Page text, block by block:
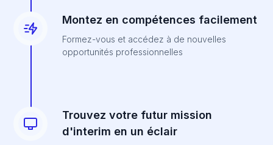
Montez en compétences facilement
Formez-vous et accédez à de nouvelles
opportunités professionnelles
Trouvez votre futur mission
d'interim en un éclair